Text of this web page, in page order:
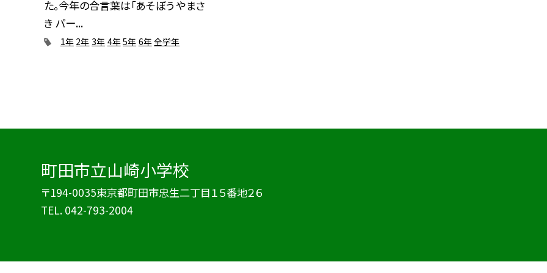
た。今年の合言葉は「あそぼう やまさ
き パー...
1年 2年 3年 4年5年 6年全学年
町田市立山崎小学校
〒194-0035東京都町田市忠生二丁目１５番地２６
TEL. 042-793-2004